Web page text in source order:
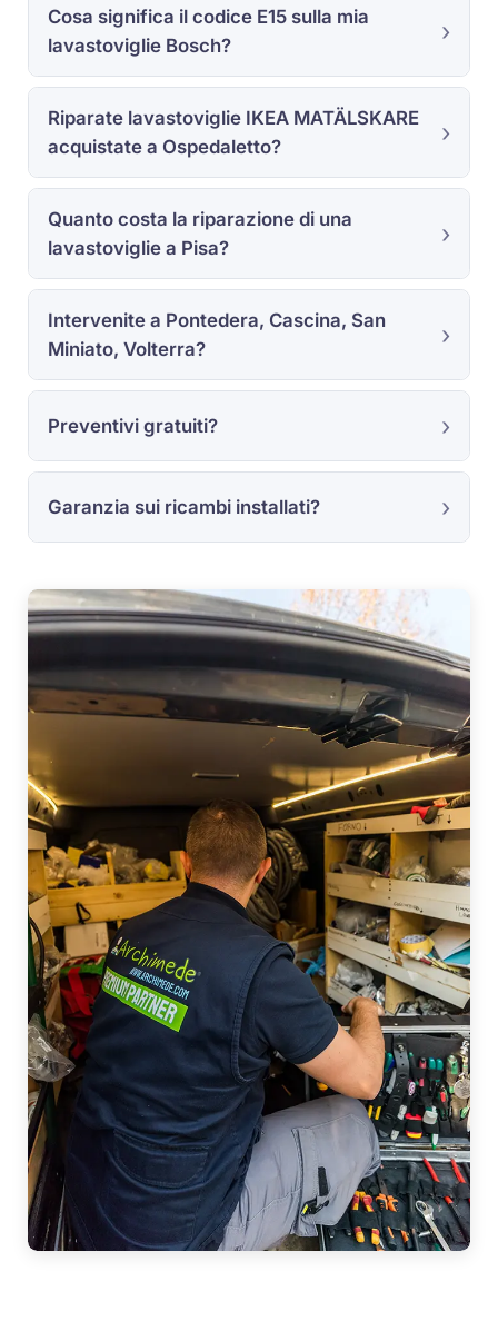
Cosa significa il codice E15 sulla mia
lavastoviglie Bosch?
Riparate lavastoviglie IKEA MATÄLSKARE
acquistate a Ospedaletto?
Quanto costa la riparazione di una
lavastoviglie a Pisa?
Intervenite a Pontedera, Cascina, San
Miniato, Volterra?
Preventivi gratuiti?
Garanzia sui ricambi installati?